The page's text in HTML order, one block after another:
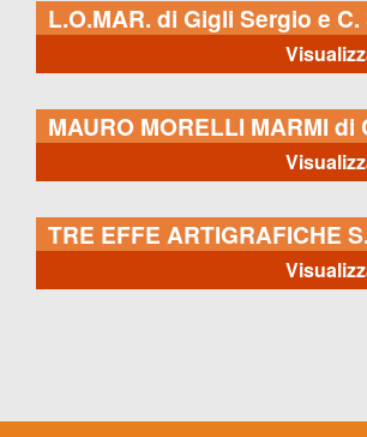
L.O.MAR. di Gigli Sergio e C.
MAURO MORELLI MARMI di
TRE EFFE ARTIGRAFICHE